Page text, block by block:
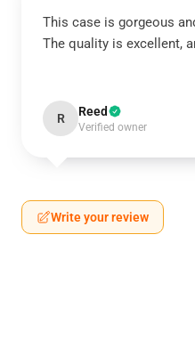
This case is gorgeous
The quality is excellent,
R Reed
Verified owner
Write your review